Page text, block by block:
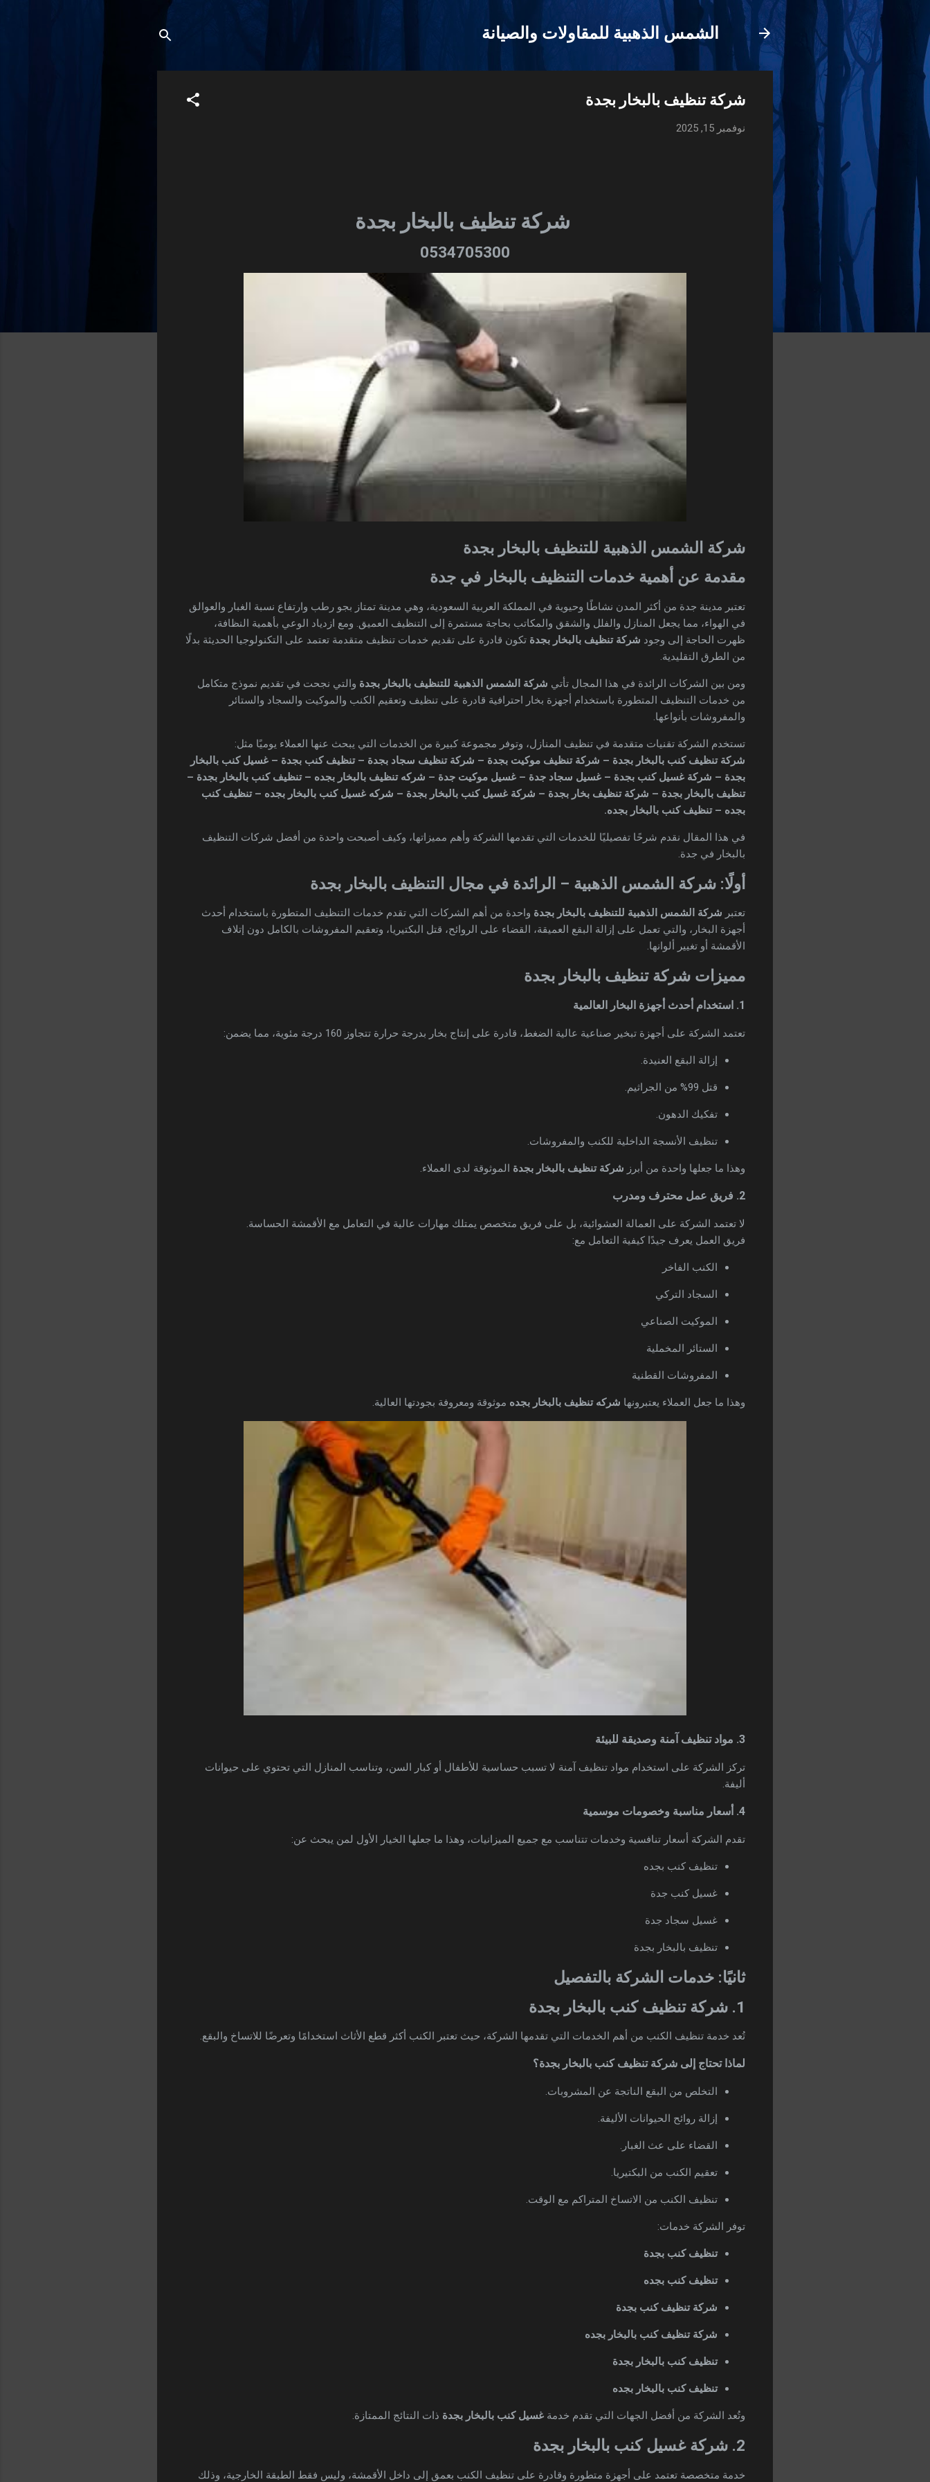
الشمس الذهبية للمقاولات والصيانة
شركة تنظيف بالبخار بجدة
نوفمبر 15, 2025
شركة تنظيف بالبخار بجدة
0534705300
شركة الشمس الذهبية للتنظيف بالبخار بجدة
مقدمة عن أهمية خدمات التنظيف بالبخار في جدة
تعتبر مدينة جدة من أكثر المدن نشاطًا وحيوية في المملكة العربية السعودية، وهي مدينة تمتاز بجو رطب وارتفاع نسبة الغبار والعوالق
في الهواء، مما يجعل المنازل والفلل والشقق والمكاتب بحاجة مستمرة إلى التنظيف العميق. ومع ازدياد الوعي بأهمية النظافة،
ظهرت الحاجة إلى وجود شركة تنظيف بالبخار بجدة تكون قادرة على تقديم خدمات تنظيف متقدمة تعتمد على التكنولوجيا الحديثة بدلًا
من الطرق التقليدية.
ومن بين الشركات الرائدة في هذا المجال تأتي شركة الشمس الذهبية للتنظيف بالبخار بجدة والتي نجحت في تقديم نموذج متكامل
من خدمات التنظيف المتطورة باستخدام أجهزة بخار احترافية قادرة على تنظيف وتعقيم الكنب والموكيت والسجاد والستائر
والمفروشات بأنواعها.
تستخدم الشركة تقنيات متقدمة في تنظيف المنازل، وتوفر مجموعة كبيرة من الخدمات التي يبحث عنها العملاء يوميًا مثل:
شركة تنظيف كنب بالبخار بجدة – شركة تنظيف موكيت بجدة – شركة تنظيف سجاد بجدة – تنظيف كنب بجدة – غسيل كنب بالبخار
بجدة – شركة غسيل كنب بجدة – غسيل سجاد جدة – غسيل موكيت جدة – شركه تنظيف بالبخار بجده – تنظيف كنب بالبخار بجدة –
تنظيف بالبخار بجدة – شركة تنظيف بخار بجدة – شركة غسيل كنب بالبخار بجدة – شركه غسيل كنب بالبخار بجده – تنظيف كنب
بجده – تنظيف كنب بالبخار بجده.
في هذا المقال نقدم شرحًا تفصيليًا للخدمات التي تقدمها الشركة وأهم مميزاتها، وكيف أصبحت واحدة من أفضل شركات التنظيف
بالبخار في جدة.
أولًا: شركة الشمس الذهبية – الرائدة في مجال التنظيف بالبخار بجدة
تعتبر شركة الشمس الذهبية للتنظيف بالبخار بجدة واحدة من أهم الشركات التي تقدم خدمات التنظيف المتطورة باستخدام أحدث
أجهزة البخار، والتي تعمل على إزالة البقع العميقة، القضاء على الروائح، قتل البكتيريا، وتعقيم المفروشات بالكامل دون إتلاف
الأقمشة أو تغيير ألوانها.
مميزات شركة تنظيف بالبخار بجدة
1. استخدام أحدث أجهزة البخار العالمية
تعتمد الشركة على أجهزة تبخير صناعية عالية الضغط، قادرة على إنتاج بخار بدرجة حرارة تتجاوز 160 درجة مئوية، مما يضمن:
إزالة البقع العنيدة.
قتل 99% من الجراثيم.
تفكيك الدهون.
تنظيف الأنسجة الداخلية للكنب والمفروشات.
وهذا ما جعلها واحدة من أبرز شركة تنظيف بالبخار بجدة الموثوقة لدى العملاء.
2. فريق عمل محترف ومدرب
لا تعتمد الشركة على العمالة العشوائية، بل على فريق متخصص يمتلك مهارات عالية في التعامل مع الأقمشة الحساسة.
فريق العمل يعرف جيدًا كيفية التعامل مع:
الكنب الفاخر
السجاد التركي
الموكيت الصناعي
الستائر المخملية
المفروشات القطنية
وهذا ما جعل العملاء يعتبرونها شركه تنظيف بالبخار بجده موثوقة ومعروفة بجودتها العالية.
3. مواد تنظيف آمنة وصديقة للبيئة
تركز الشركة على استخدام مواد تنظيف آمنة لا تسبب حساسية للأطفال أو كبار السن، وتناسب المنازل التي تحتوي على حيوانات
أليفة.
4. أسعار مناسبة وخصومات موسمية
تقدم الشركة أسعار تنافسية وخدمات تتناسب مع جميع الميزانيات، وهذا ما جعلها الخيار الأول لمن يبحث عن:
تنظيف كنب بجده
غسيل كنب جدة
غسيل سجاد جدة
تنظيف بالبخار بجدة
ثانيًا: خدمات الشركة بالتفصيل
1. شركة تنظيف كنب بالبخار بجدة
تُعد خدمة تنظيف الكنب من أهم الخدمات التي تقدمها الشركة، حيث تعتبر الكنب أكثر قطع الأثاث استخدامًا وتعرضًا للاتساخ والبقع.
لماذا تحتاج إلى شركة تنظيف كنب بالبخار بجدة؟
التخلص من البقع الناتجة عن المشروبات.
إزالة روائح الحيوانات الأليفة.
القضاء على عث الغبار.
تعقيم الكنب من البكتيريا.
تنظيف الكنب من الاتساخ المتراكم مع الوقت.
توفر الشركة خدمات:
تنظيف كنب بجدة
تنظيف كنب بجده
شركة تنظيف كنب بجدة
شركة تنظيف كنب بالبخار بجده
تنظيف كنب بالبخار بجدة
تنظيف كنب بالبخار بجده
وتُعد الشركة من أفضل الجهات التي تقدم خدمة غسيل كنب بالبخار بجدة ذات النتائج الممتازة.
2. شركة غسيل كنب بالبخار بجدة
خدمة متخصصة تعتمد على أجهزة متطورة وقادرة على تنظيف الكنب بعمق إلى داخل الأقمشة، وليس فقط الطبقة الخارجية، وذلك